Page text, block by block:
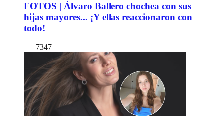
FOTOS | Álvaro Ballero chochea con sus
hijas mayores... ¡Y ellas reaccionaron con
todo!
7347